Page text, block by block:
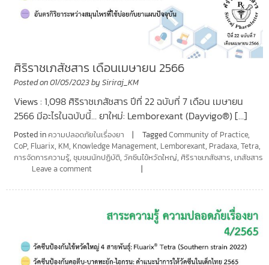
ศิริราชเภสัชสาร เดือนเมษายน 2566
Posted on01/05/2023by Siriraj_KM
Views : 1,098 ศิริราชเภสัชสาร ปีที่ 22 ฉบับที่ 7 เดือน เมษายน
2566 มีอะไรในฉบับนี้… ยาใหม่: Lemborexant (Dayvigo®) […]
Posted in ความปลอดภัยในเรื่องยา TaggedCommunity of Practice,
CoP, Fluarix, KM, Knowledge Management, Lemborexant, Pradaxa, Tetra,
การจัดการความรู้, ชุมชนนักปฏิบัติ, วัคซีนไข้หวัดใหญ่, ศิริราชเภสัชสาร, เภสัชสาร
Leave a comment